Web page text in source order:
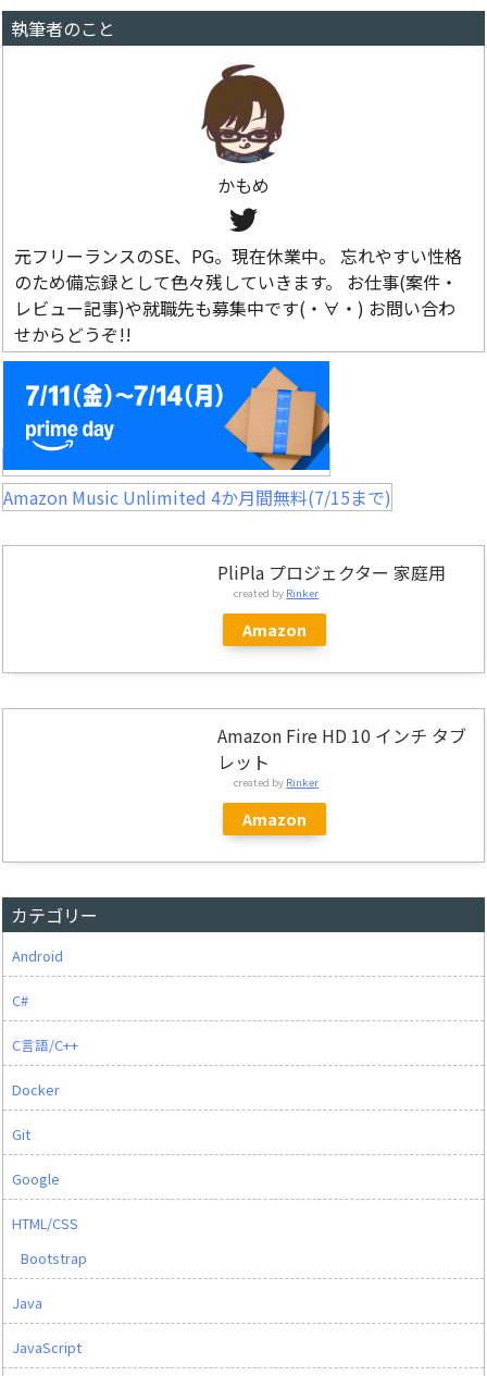
執筆者のこと
かもめ
元フリーランスのSE、PG。現在休業中。 忘れやすい性格
のため備忘録として色々残していきます。 お仕事(案件・
レビュー記事)や就職先も募集中です(・∀・) お問い合わ
せからどうぞ!!
Amazon Music Unlimited 4か月間無料(7/15まで)
PliPla プロジェクター 家庭用
created by Rinker
Amazon
Amazon Fire HD 10 インチ タブ
レット
created by Rinker
Amazon
カテゴリー
Android
C#
C言語/C++
Docker
Git
Google
HTML/CSS
Bootstrap
Java
JavaScript